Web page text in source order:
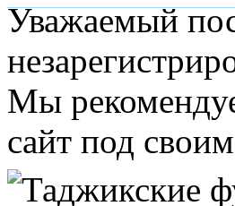
Уважаемый
Мы
сайт под